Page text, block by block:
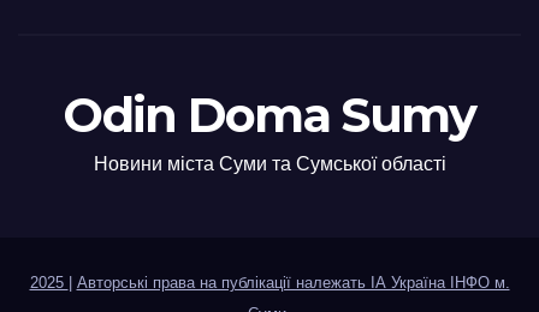
Odin Doma Sumy
Новини міста Суми та Сумської області
2025
Авторські права на публікації належать ІА Україна ІНФО м.